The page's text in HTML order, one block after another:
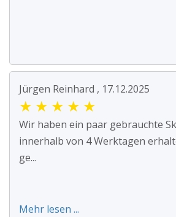
Jürgen Reinhard , 17.12.2025
★ ★ ★ ★ ★
Wir haben ein paar gebrauchte
innerhalb von 4 Werktagen
ge...
Mehr lesen ...